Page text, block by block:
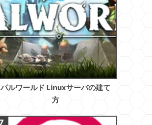
パルワールド Linuxサーバの建て
方